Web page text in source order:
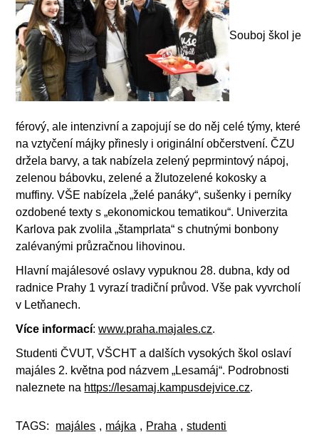
Souboj škol je
férový, ale intenzivní a zapojují se do něj celé týmy, které
na vztyčení májky přinesly i originální občerstvení. ČZU
držela barvy, a tak nabízela zelený peprmintový nápoj,
zelenou bábovku, zelené a žlutozelené kokosky a
muffiny. VŠE nabízela „želé panáky“, sušenky i perníky
ozdobené texty s „ekonomickou tematikou“. Univerzita
Karlova pak zvolila „štamprlata“ s chutnými bonbony
zalévanými průzračnou lihovinou.
Hlavní majálesové oslavy vypuknou 28. dubna, kdy od
radnice Prahy 1 vyrazí tradiční průvod. Vše pak vyvrcholí
v Letňanech.
Více informací:www.praha.majales.cz.
Studenti ČVUT, VŠCHT a dalších vysokých škol oslaví
majáles 2. května pod názvem „Lesamáj“. Podrobnosti
naleznete na https://lesamaj.kampusdejvice.cz.
TAGS: majáles , májka , Praha , studenti